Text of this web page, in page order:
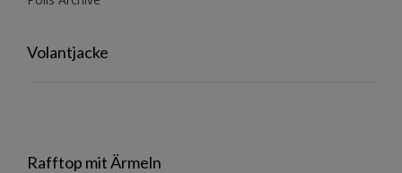
Volantjacke
Rafftop mit Ärmeln